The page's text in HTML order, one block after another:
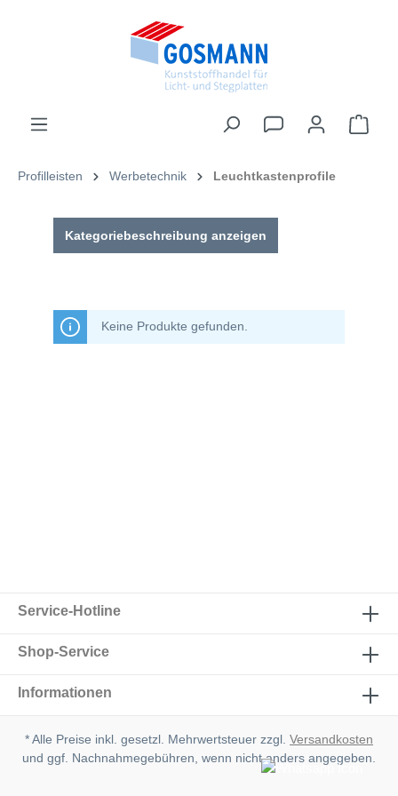
Profilleisten Werbetechnik Leuchtkastenprofile
Kategoriebeschreibung anzeigen
Keine Produkte gefunden.
Service-Hotline
Shop-Service
Informationen
* Alle Preise inkl. gesetzl. Mehrwertsteuer zzgl. Versandkosten
und ggf. Nachnahmegebühren, wenn nicht anders angegeben.